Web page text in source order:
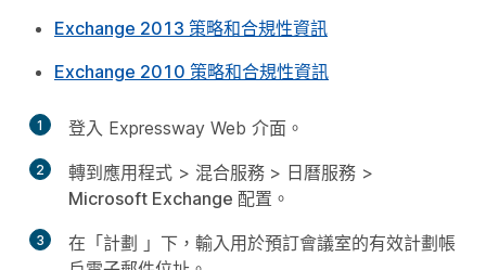
Exchange 2013 策略和合規性資訊
Exchange 2010 策略和合規性資訊
1 登入 Expressway Web 介面。
2 轉到應用程式 > 混合服務 > 日曆服務 >
Microsoft Exchange 配置 。
3 在「計劃 」下 ，輸入用於預訂會議室的有效計劃帳